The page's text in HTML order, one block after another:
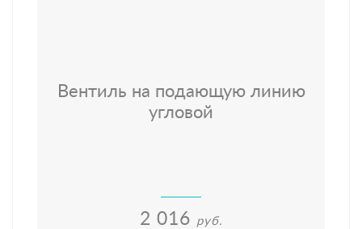
Вентиль на подающую линию
угловой
2 016 руб.